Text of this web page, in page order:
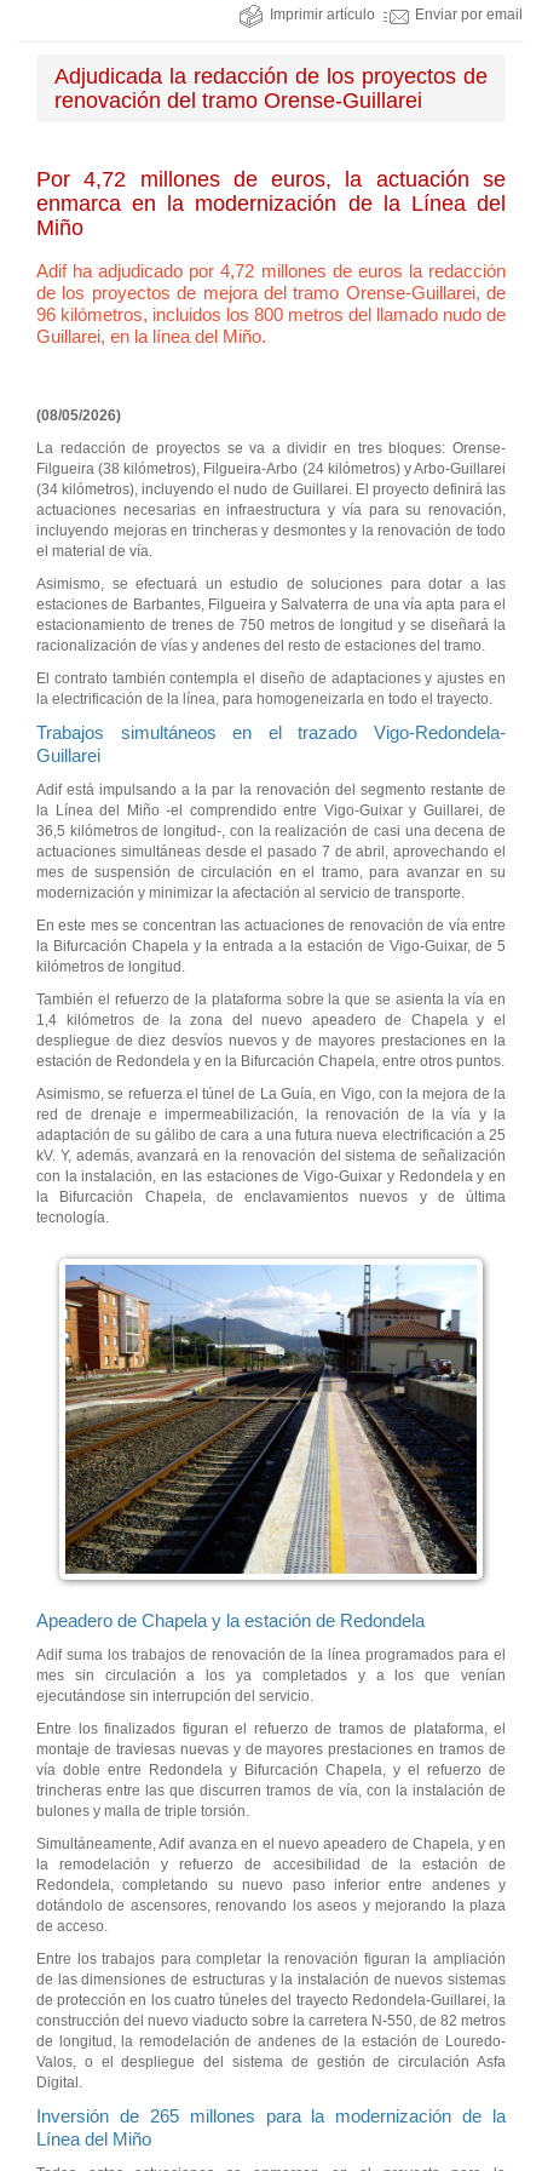
Imprimir artículo Enviar por email
Adjudicada la redacción de los proyectos de
renovación del tramo Orense-Guillarei
Por 4,72 millones de euros, la actuación se
enmarca en la modernización de la Línea del
Miño
Adif ha adjudicado por 4,72 millones de euros la redacción
de los proyectos de mejora del tramo Orense-Guillarei, de
96 kilómetros, incluidos los 800 metros del llamado nudo de
Guillarei, en la línea del Miño.
(08/05/2026)
La redacción de proyectos se va a dividir en tres bloques: Orense-
Filgueira (38 kilómetros), Filgueira-Arbo (24 kilómetros) y Arbo-Guillarei
(34 kilómetros), incluyendo el nudo de Guillarei. El proyecto definirá las
actuaciones necesarias en infraestructura y vía para su renovación,
incluyendo mejoras en trincheras y desmontes y la renovación de todo
el material de vía.
Asimismo, se efectuará un estudio de soluciones para dotar a las
estaciones de Barbantes, Filgueira y Salvaterra de una vía apta para el
estacionamiento de trenes de 750 metros de longitud y se diseñará la
racionalización de vías y andenes del resto de estaciones del tramo.
El contrato también contempla el diseño de adaptaciones y ajustes en
la electrificación de la línea, para homogeneizarla en todo el trayecto.
Trabajos simultáneos en el trazado Vigo-Redondela-
Guillarei
Adif está impulsando a la par la renovación del segmento restante de
la Línea del Miño -el comprendido entre Vigo-Guixar y Guillarei, de
36,5 kilómetros de longitud-, con la realización de casi una decena de
actuaciones simultáneas desde el pasado 7 de abril, aprovechando el
mes de suspensión de circulación en el tramo, para avanzar en su
modernización y minimizar la afectación al servicio de transporte.
En este mes se concentran las actuaciones de renovación de vía entre
la Bifurcación Chapela y la entrada a la estación de Vigo-Guixar, de 5
kilómetros de longitud.
También el refuerzo de la plataforma sobre la que se asienta la vía en
1,4 kilómetros de la zona del nuevo apeadero de Chapela y el
despliegue de diez desvíos nuevos y de mayores prestaciones en la
estación de Redondela y en la Bifurcación Chapela, entre otros puntos.
Asimismo, se refuerza el túnel de La Guía, en Vigo, con la mejora de la
red de drenaje e impermeabilización, la renovación de la vía y la
adaptación de su gálibo de cara a una futura nueva electrificación a 25
kV. Y, además, avanzará en la renovación del sistema de señalización
con la instalación, en las estaciones de Vigo-Guixar y Redondela y en
la Bifurcación Chapela, de enclavamientos nuevos y de última
tecnología.
Apeadero de Chapela y la estación de Redondela
Adif suma los trabajos de renovación de la línea programados para el
mes sin circulación a los ya completados y a los que venían
ejecutándose sin interrupción del servicio.
Entre los finalizados figuran el refuerzo de tramos de plataforma, el
montaje de traviesas nuevas y de mayores prestaciones en tramos de
vía doble entre Redondela y Bifurcación Chapela, y el refuerzo de
trincheras entre las que discurren tramos de vía, con la instalación de
bulones y malla de triple torsión.
Simultáneamente, Adif avanza en el nuevo apeadero de Chapela, y en
la remodelación y refuerzo de accesibilidad de la estación de
Redondela, completando su nuevo paso inferior entre andenes y
dotándolo de ascensores, renovando los aseos y mejorando la plaza
de acceso.
Entre los trabajos para completar la renovación figuran la ampliación
de las dimensiones de estructuras y la instalación de nuevos sistemas
de protección en los cuatro túneles del trayecto Redondela-Guillarei, la
construcción del nuevo viaducto sobre la carretera N-550, de 82 metros
de longitud, la remodelación de andenes de la estación de Louredo-
Valos, o el despliegue del sistema de gestión de circulación Asfa
Digital.
Inversión de 265 millones para la modernización de la
Línea del Miño